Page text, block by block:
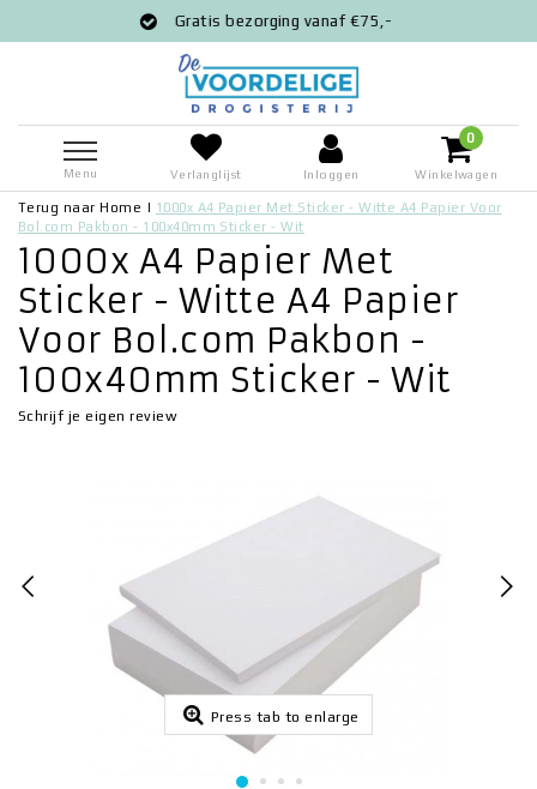
Gratis bezorging vanaf €75,-
Menu Verlanglijst Inloggen
0
Winkelwagen
Terug naar Home | 1000x A4 Papier Met Sticker - Witte A4 Papier Voor
Bol.com Pakbon - 100x40mm Sticker - Wit
1000x A4 Papier Met
Sticker - Witte A4 Papier
Voor Bol.com Pakbon -
100x40mm Sticker - Wit
Schrijf je eigen review
Press tab to enlarge